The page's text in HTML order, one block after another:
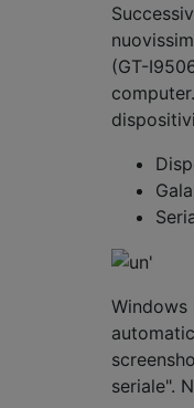
(GT-
Windows
seriale".